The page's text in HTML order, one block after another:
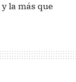
y la más que